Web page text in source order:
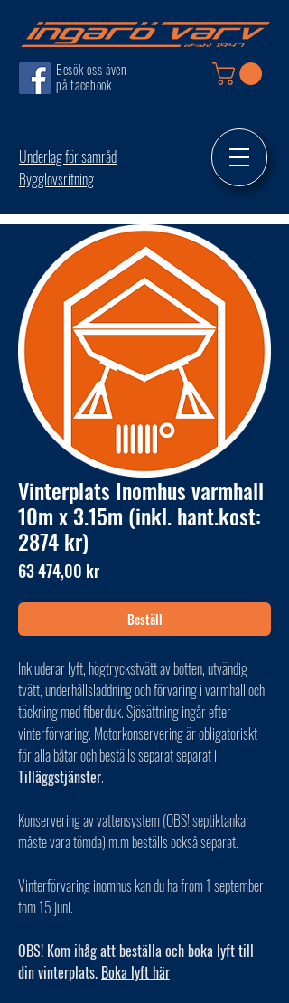
Besök oss även
på facebook
Underlag för samråd
Bygglovsritning
Vinterplats Inomhus varmhall
10m x 3.15m (inkl. hant.kost:
2874 kr)
63 474,00 krPris
Beställ
Inkluderar lyft, högtryckstvätt av botten, utvändig
tvätt, underhållsladdning och förvaring i varmhall och
täckning med fiberduk. Sjösättning ingår efter
vinterförvaring. Motorkonservering är obligatoriskt
för alla båtar och beställs separat separat i
Tilläggstjänster.
Konservering av vattensystem (OBS! septiktankar
måste vara tömda) m.m beställs också separat.
Vinterförvaring inomhus kan du ha from 1 september
tom 15 juni.
OBS! Kom ihåg att beställa och boka lyft till
din vinterplats. Boka lyft här